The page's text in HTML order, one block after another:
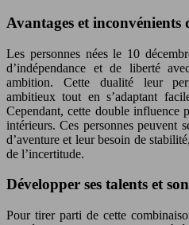
Avantages et inconvénients
Les personnes nées le 10
d’indépendance et de liberté
ambition. Cette dualité leur
ambitieux tout en s’adaptant
Cependant, cette double influence
intérieurs. Ces personnes peuvent
d’aventure et leur besoin de
de l’incertitude.
Développer ses talents et
Pour tirer parti de cette